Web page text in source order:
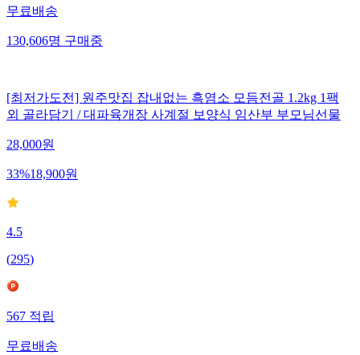
무료배송
130,606명 구매중
[최저가도전] 원주맛집 잡내없는 흑염소 모듬전골 1.2kg 1팩
외 골라담기 / 대파육개장 사계절 보양식 임산부 부모님선물
28,000원
33%18,900원
4.5
(295)
567 적립
무료배송